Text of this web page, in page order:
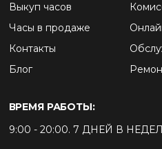
Выкуп часов
Часы в продаже
Контакты
Блог
ВРЕМЯ РАБОТЫ:
9:00 - 20:00. 7 ДНЕЙ В